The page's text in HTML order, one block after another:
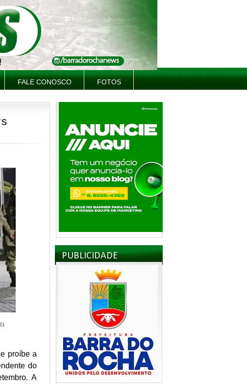
FALE CONOSCO FOTOS
proíbe a
do
A
PUBLICIDADE